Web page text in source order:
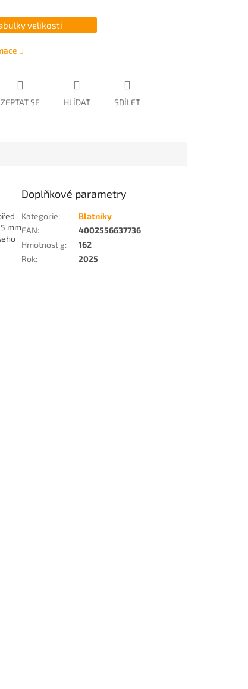
velikostí
ZEPTAT SE HLÍDAT SDÍLET
mm
Doplňkové parametry
Kategorie:
Blatníky
EAN:
4002556637736
Hmotnost g:
162
Rok: 2025